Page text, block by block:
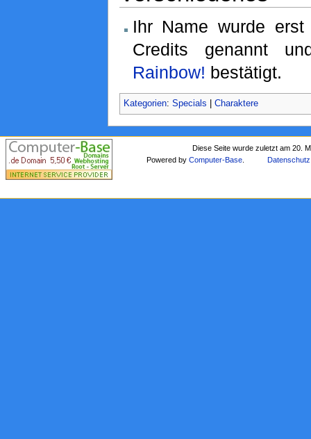
Ihr Name wurde
Credits genannt
Rainbow! bestätigt.
Kategorien: Specials Charaktere
Diese Seite wurde zuletzt am 20.
Powered byComputer-Base Datenschutz